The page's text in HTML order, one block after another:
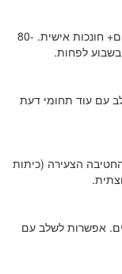
לגילאי יסודי וחטיבת ביניים+ חונכות אישית. 80-
עם עוד תחומי דעת
הצעירה (כיתות
אפשרות לשלב עם